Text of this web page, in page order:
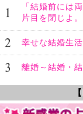
「結婚前には
片目を閉じよ。
幸せな結婚生
離婚～結婚・